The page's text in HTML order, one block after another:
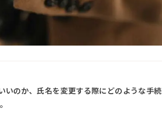
いのか、氏名を変更する際にどのような手続